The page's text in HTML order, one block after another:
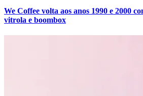
We Coffee volta aos anos 1990 e 2000
vitrola e boombox